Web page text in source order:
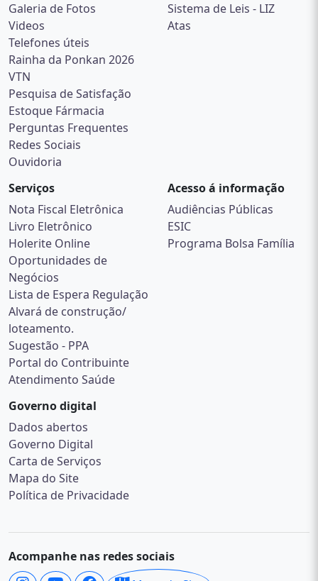
Galeria de Fotos
Videos
Telefones úteis
Rainha da Ponkan 2026
VTN
Pesquisa de Satisfação
Estoque Fármacia
Perguntas Frequentes
Redes Sociais
Ouvidoria
Sistema de Leis - LIZ
Atas
Serviços
Nota Fiscal Eletrônica
Livro Eletrônico
Holerite Online
Oportunidades de
Negócios
Lista de Espera Regulação
Alvará de construção/
loteamento.
Sugestão - PPA
Portal do Contribuinte
Atendimento Saúde
Acesso á informação
Audiências Públicas
ESIC
Programa Bolsa Família
Governo digital
Dados abertos
Governo Digital
Carta de Serviços
Mapa do Site
Política de Privacidade
Acompanhe nas redes sociais